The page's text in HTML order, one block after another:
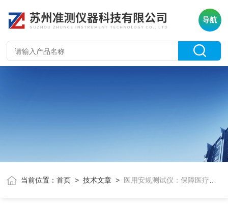
导航
当前位置：首页 >技术文章 > 医用安规测试仪：保障医疗设备安全与可靠性